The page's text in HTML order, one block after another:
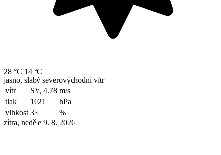
28 °C 14 °C
jasno, slabý severovýchodní vítr
vítr
SV, 4.78 m/s
tlak
1021
hPa
vlhkost 33
%
zítra, neděle 9. 8. 2026